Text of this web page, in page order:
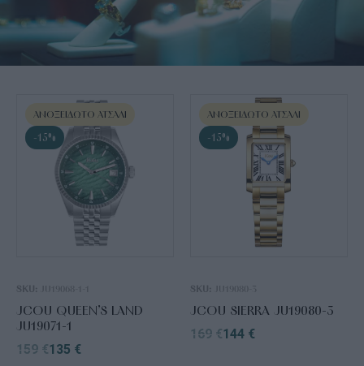
ΑΝΟΞΕΊΔΩΤΟ ΑΤΣΆΛΙ
-15%
SKU: JU19068-1-1
JCOU QUEEN’S LAND
JU19071-1
159 €135 €
ΑΝΟΞΕΊΔΩΤΟ ΑΤΣΆΛΙ
-15%
SKU: JU19080-3
JCOU SIERRA JU19080-3
169 €144 €